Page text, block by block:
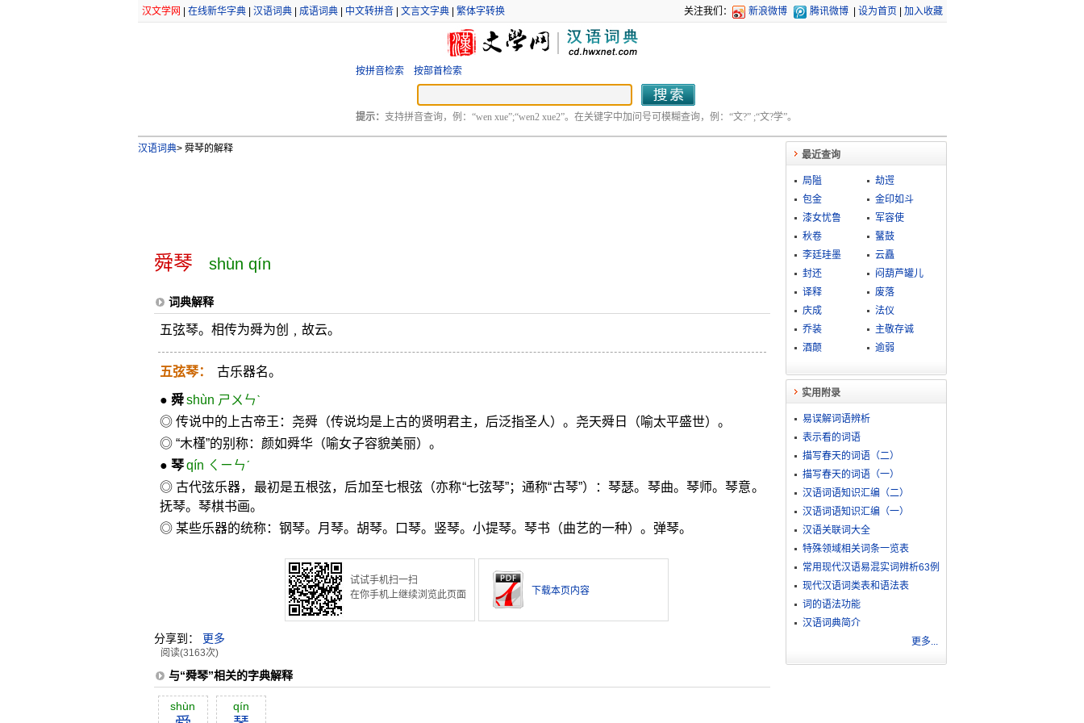
汉文学网 在线新华字典| 汉语词典| 成语词典| 中文转拼音| 文言文字典| 繁体字转换 关注我们： 新浪微博 腾讯微博 设为首页 加入收藏
按拼音检索 按部首检索
提示： 支持拼音查询，例：“wen xue”;“wen2 xue2”。在关键字中加问号可模糊查询，例：“文?” ;“文?学”。
汉语词典>舜琴的解释
舜琴 shùn qín
词典解释
五弦琴。相传为舜为创﹐故云。
五弦琴： 古乐器名。
● 舜 shùn ㄕㄨㄣˋ
◎ 传说中的上古帝王：尧舜（传说均是上古的贤明君主，后泛指圣人）。尧天舜日（喻太平盛世）。
◎ “木槿”的别称：颜如舜华（喻女子容貌美丽）。
● 琴 qín ㄑㄧㄣˊ
◎ 古代弦乐器，最初是五根弦，后加至七根弦（亦称“七弦琴”；通称“古琴”）：琴瑟。琴曲。琴师。琴意。
抚琴。琴棋书画。
◎ 某些乐器的统称：钢琴。月琴。胡琴。口琴。竖琴。小提琴。琴书（曲艺的一种）。弹琴。
试试手机扫一扫
在你手机上继续浏览此页面
下载本页内容
分享到： 更多
阅读(3163次)
与“舜琴”相关的字典解释
shùn qín
最近查询
局隘
劫遌
包金
金印如斗
漆女忧鲁
军容使
秋卷
鼜鼓
李廷珪墨
云矗
封还
闷葫芦罐儿
译释
废落
庆成
法仪
乔装
主敬存诚
酒颠
逾弱
实用附录
易误解词语辨析
表示看的词语
描写春天的词语（二）
描写春天的词语（一）
汉语词语知识汇编（二）
汉语词语知识汇编（一）
汉语关联词大全
特殊领域相关词条一览表
常用现代汉语易混实词辨析63例
现代汉语词类表和语法表
词的语法功能
汉语词典简介
更多...